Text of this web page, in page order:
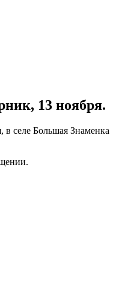
13 ноября.
в селе Большая Знаменка